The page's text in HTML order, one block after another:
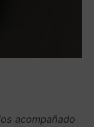
acompañado